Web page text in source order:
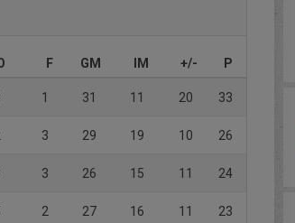
F GM IM +/- P
1 31 11 20 33
3 29 19 10 26
3 26 15 11 24
2 27 16 11 23